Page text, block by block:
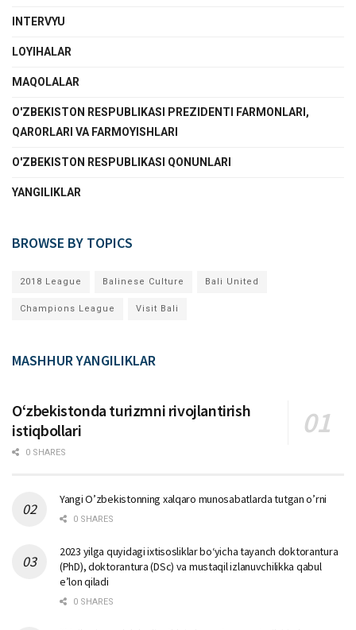
INTERVYU
LOYIHALAR
MAQOLALAR
O'ZBEKISTON RESPUBLIKASI PREZIDENTI FARMONLARI,
QARORLARI VA FARMOYISHLARI
O'ZBEKISTON RESPUBLIKASI QONUNLARI
YANGILIKLAR
BROWSE BY TOPICS
2018 League Balinese Culture Bali United
Champions League Visit Bali
MASHHUR YANGILIKLAR
Oʻzbekistonda turizmni rivojlantirish
istiqbollari
0 SHARES
Yangi O’zbekistonning xalqaro munosabatlarda tutgan o’rni
0 SHARES
2023 yilga quyidagi ixtisosliklar bо‘yicha tayanch doktorantura
(PhD), doktorantura (DSc) va mustaqil izlanuvchilikka qabul
e’lon qiladi
0 SHARES